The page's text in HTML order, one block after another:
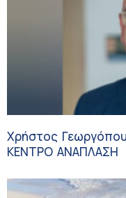
Χρήστος
ΚΕΝΤΡΟ ΑΝΑΠΛΑΣΗ